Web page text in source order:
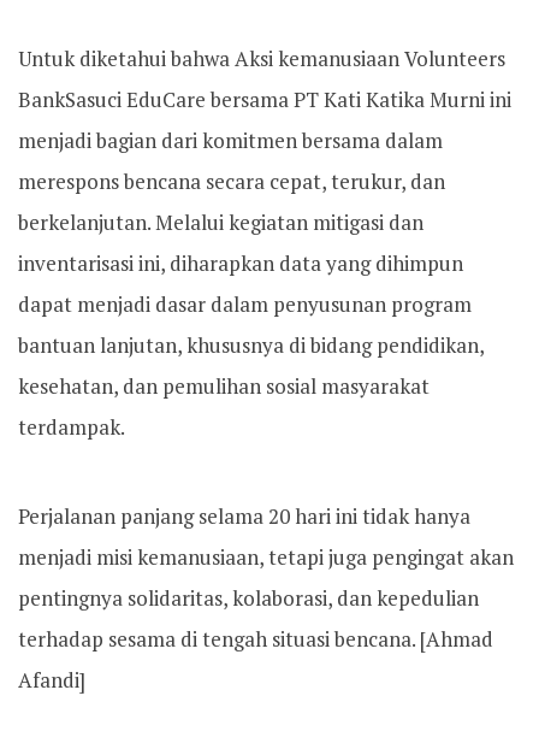
Untuk diketahui bahwa Aksi kemanusiaan Volunteers
BankSasuci EduCare bersama PT Kati Katika Murni ini
menjadi bagian dari komitmen bersama dalam
merespons bencana secara cepat, terukur, dan
berkelanjutan. Melalui kegiatan mitigasi dan
inventarisasi ini, diharapkan data yang dihimpun
dapat menjadi dasar dalam penyusunan program
bantuan lanjutan, khususnya di bidang pendidikan,
kesehatan, dan pemulihan sosial masyarakat
terdampak.
Perjalanan panjang selama 20 hari ini tidak hanya
menjadi misi kemanusiaan, tetapi juga pengingat akan
pentingnya solidaritas, kolaborasi, dan kepedulian
terhadap sesama di tengah situasi bencana. [Ahmad
Afandi]